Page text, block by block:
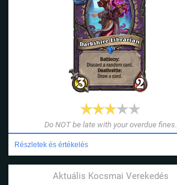
Do NOT be late with your overdue fines.
Részletek és értékelés
Aktuális Kocsmai Verekedés